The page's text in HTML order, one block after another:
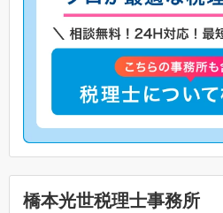
橋本光世税理士事務所